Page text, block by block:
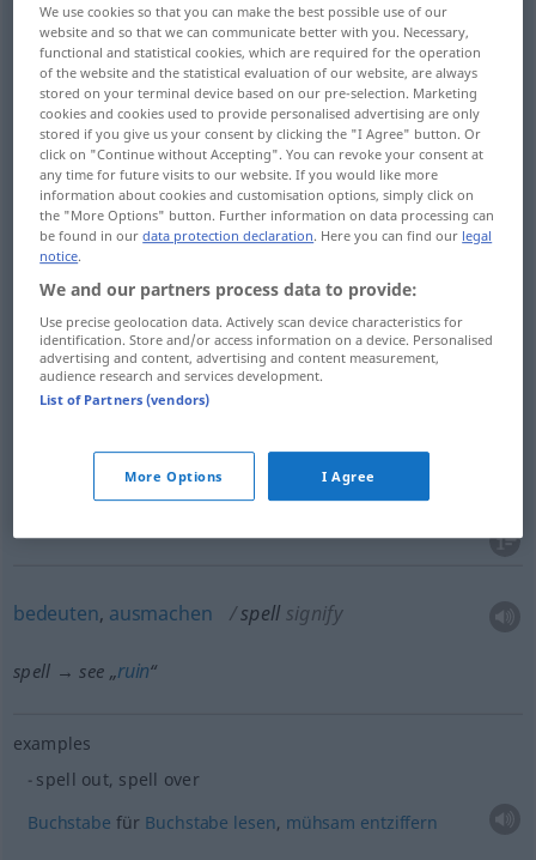
(orthografisch richtig)schreiben spellwrite
correctly
examples
spellbackward
spellbackward FIG OBS
völlig verdrehen, insGegenteil verkehren
zusammensetzen form
bedeuten, ausmachen spell signify
spell → see „ruin“
examples
spell out, spell over
Buchstabe für Buchstabe lesen, mühsam entziffern
We use cookies so that you can make the best possible use of our
website and so that we can communicate better with you. Necessary,
functional and statistical cookies, which are required for the operation
of the website and the statistical evaluation of our website, are always
stored on your terminal device based on our pre-selection. Marketing
cookies and cookies used to provide personalised advertising are only
stored if you give us your consent by clicking the "I Agree" button. Or
click on "Continue without Accepting". You can revoke your consent at
any time for future visits to our website. If you would like more
information about cookies and customisation options, simply click on
the "More Options" button. Further information on data processing can
be found in ourdata protection declaration. Here you can find our legal
notice.
We and our partners process data to provide:
Use precise geolocation data. Actively scan device characteristics for
identification. Store and/or access information on a device. Personalised
advertising and content, advertising and content measurement,
audience research and services development.
List of Partners (vendors)
More Options I Agree